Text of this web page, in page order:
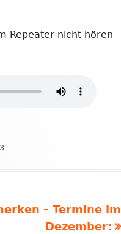
Repeater nicht hören
– Termine im
Dezember: